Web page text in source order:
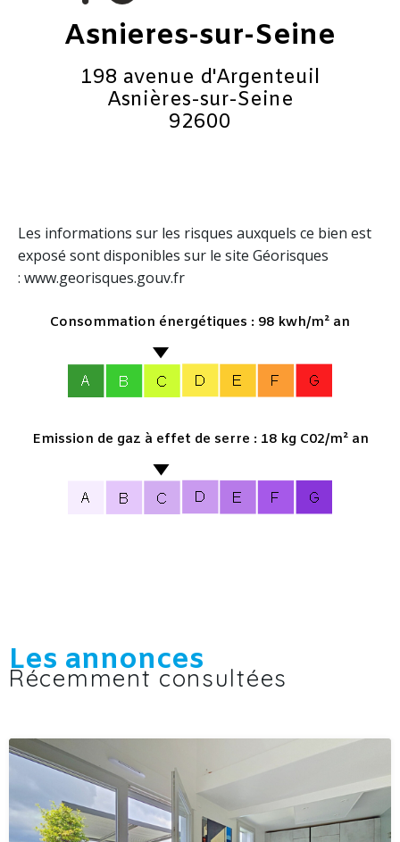
Asnieres-sur-Seine
198 avenue d'Argenteuil
Asnières-sur-Seine
92600
Les informations sur les risques auxquels ce bien est
exposé sont disponibles sur le site Géorisques
: www.georisques.gouv.fr
Consommation énergétiques : 98 kwh/m² an
Emission de gaz à effet de serre : 18 kg C02/m² an
Les annonces
Récemment consultées